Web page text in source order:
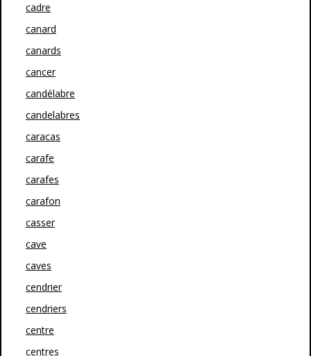
cadre
canard
canards
cancer
candélabre
candelabres
caracas
carafe
carafes
carafon
casser
cave
caves
cendrier
cendriers
centre
centres